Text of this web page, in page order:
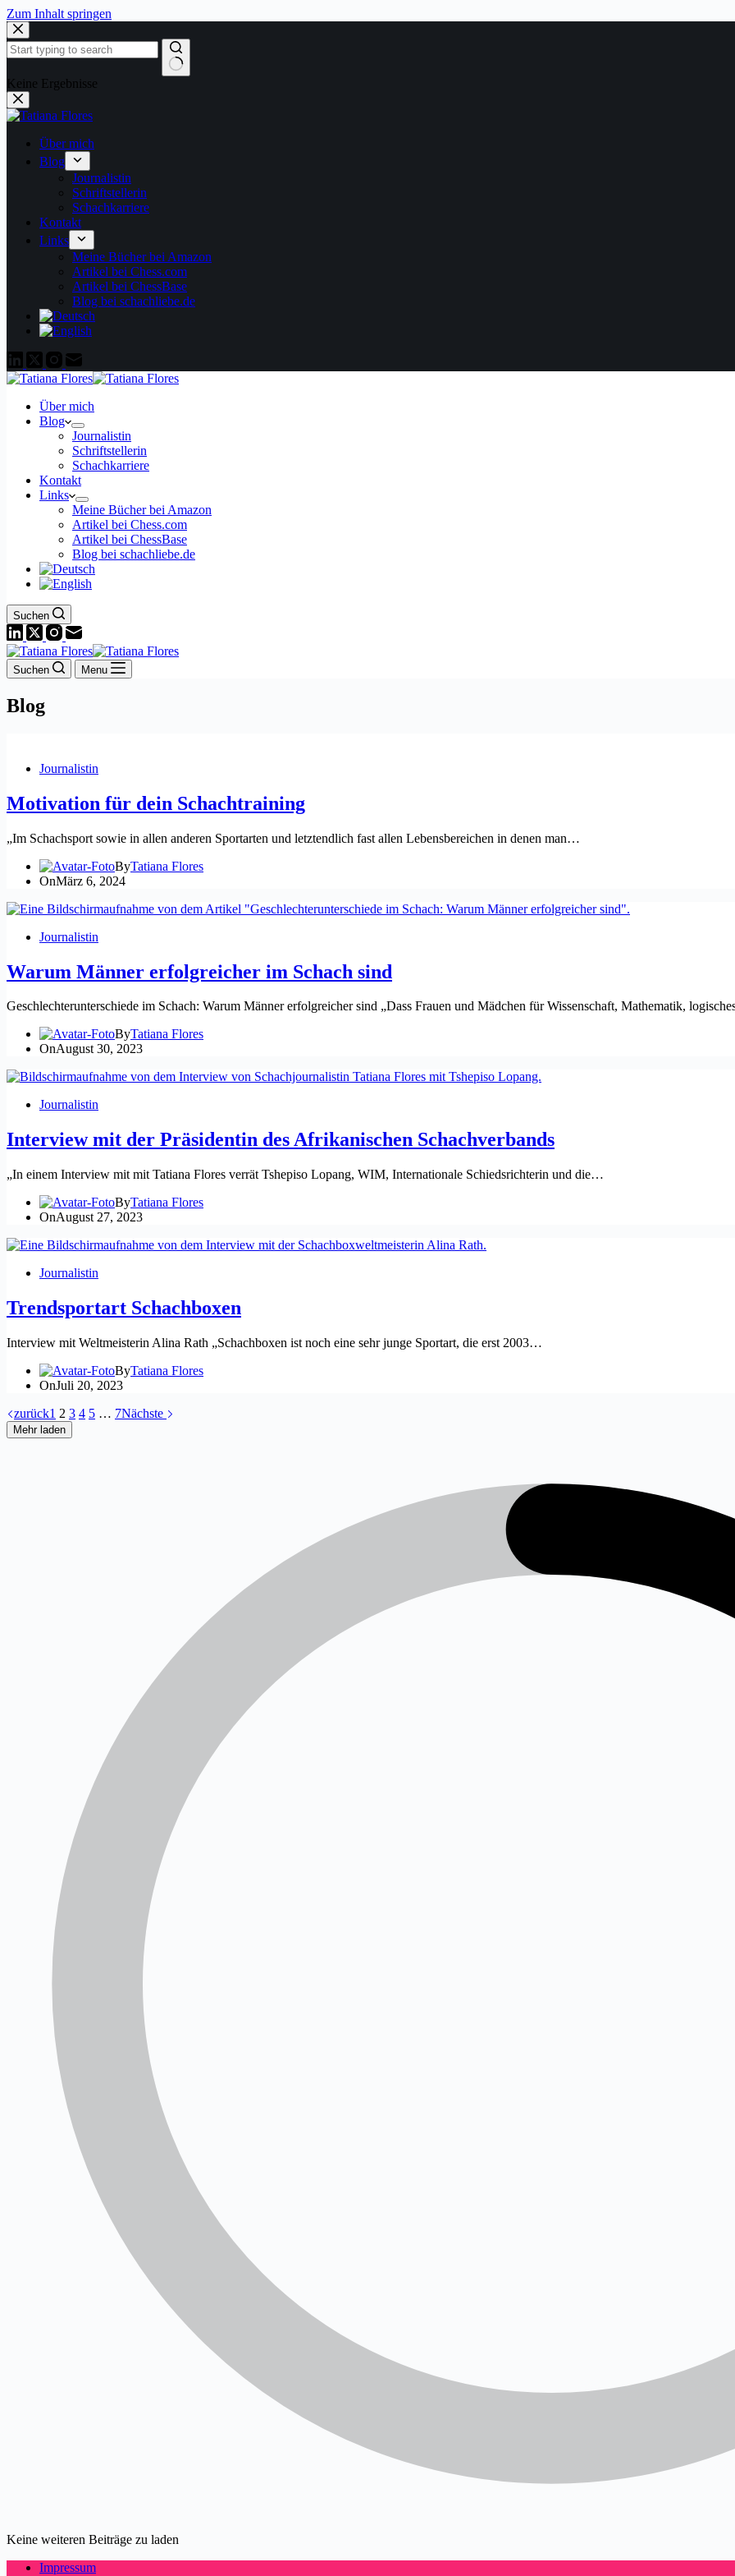
Zum Inhalt springen
Keine Ergebnisse
Über mich
Blog
Journalistin
Schriftstellerin
Schachkarriere
Kontakt
Links
Meine Bücher bei Amazon
Artikel bei Chess.com
Artikel bei ChessBase
Blog bei schachliebe.de
Über mich
Blog
Journalistin
Schriftstellerin
Schachkarriere
Kontakt
Links
Meine Bücher bei Amazon
Artikel bei Chess.com
Artikel bei ChessBase
Blog bei schachliebe.de
Suchen
Suchen Menu
Blog
Journalistin
Motivation für dein Schachtraining
„Im Schachsport sowie in allen anderen Sportarten und letztendlich fast allen Lebensbereichen in denen man…
ByTatiana Flores
OnMärz 6, 2024
Journalistin
Warum Männer erfolgreicher im Schach sind
Geschlechterunterschiede im Schach: Warum Männer erfolgreicher sind „Dass Frauen und Mädchen für Wissenschaft, Mathematik,
ByTatiana Flores
OnAugust 30, 2023
Journalistin
Interview mit der Präsidentin des Afrikanischen Schachverbands
„In einem Interview mit mit Tatiana Flores verrät Tshepiso Lopang, WIM, Internationale Schiedsrichterin und die…
ByTatiana Flores
OnAugust 27, 2023
Journalistin
Trendsportart Schachboxen
Interview mit Weltmeisterin Alina Rath „Schachboxen ist noch eine sehr junge Sportart, die erst 2003…
ByTatiana Flores
OnJuli 20, 2023
zurück1 2 3 4 5 … 7Nächste
Mehr laden
Keine weiteren Beiträge zu laden
Impressum